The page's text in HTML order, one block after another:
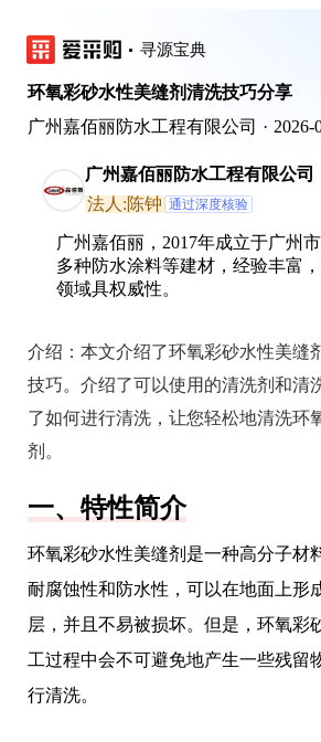
寻源宝典
环氧彩砂水性美缝剂清洗技巧分享
广州嘉佰丽防水工程有限公司 · 2026-
广州嘉佰丽防水工程有限公司
法人:陈钟 通过深度核验
广州嘉佰丽，2017年成立于广州
多种防水涂料等建材，经验丰富
领域具权威性。
介绍： 本文介绍了环氧彩砂水性美缝
技巧。介绍了可以使用的清洗剂和清
了如何进行清洗，让您轻松地清洗环
剂。
一、特性简介
环氧彩砂水性美缝剂是一种高分子材
耐腐蚀性和防水性，可以在地面上形
层，并且不易被损坏。但是，环氧彩
工过程中会不可避免地产生一些残留
行清洗。